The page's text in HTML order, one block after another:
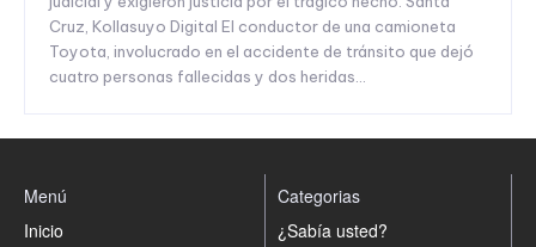
Cruz, Kollasuyo Digital El conductor de una camioneta
Toyota, involucrado en el accidente de tránsito que dejó
cuatro personas fallecidas y dos heridas...
Menú
Inicio
Categorias
¿Sabía usted?